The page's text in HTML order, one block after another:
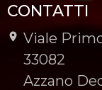
CONTATTI
Viale
-
33082
-
Azzano